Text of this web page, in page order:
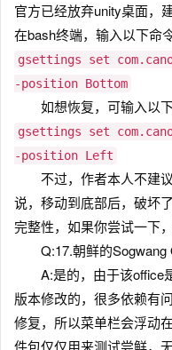
官方已经放弃unity桌面，
在bash终端，输入以下命
gsettings set
-position Bottom
如想恢复，可输入以下
gsettings set
-position Left
不过，作者本人不建议
说，移动到底部后，破坏
完整性，如果你尝试一下
Q:17.朝鲜的
A:是的，由于该office
版本修改的，很多依赖有
修复，所以菜单栏会浮动
件包仅仅用来测试尝鲜，